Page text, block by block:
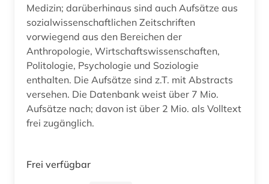
Medizin; darüberhinaus sind auch Aufsätze aus
sozialwissenschaftlichen Zeitschriften
vorwiegend aus den Bereichen der
Anthropologie, Wirtschaftswissenschaften,
Politologie, Psychologie und Soziologie
enthalten. Die Aufsätze sind z.T. mit Abstracts
versehen. Die Datenbank weist über 7 Mio.
Aufsätze nach; davon ist über 2 Mio. als Volltext
frei zugänglich.
Frei verfügbar